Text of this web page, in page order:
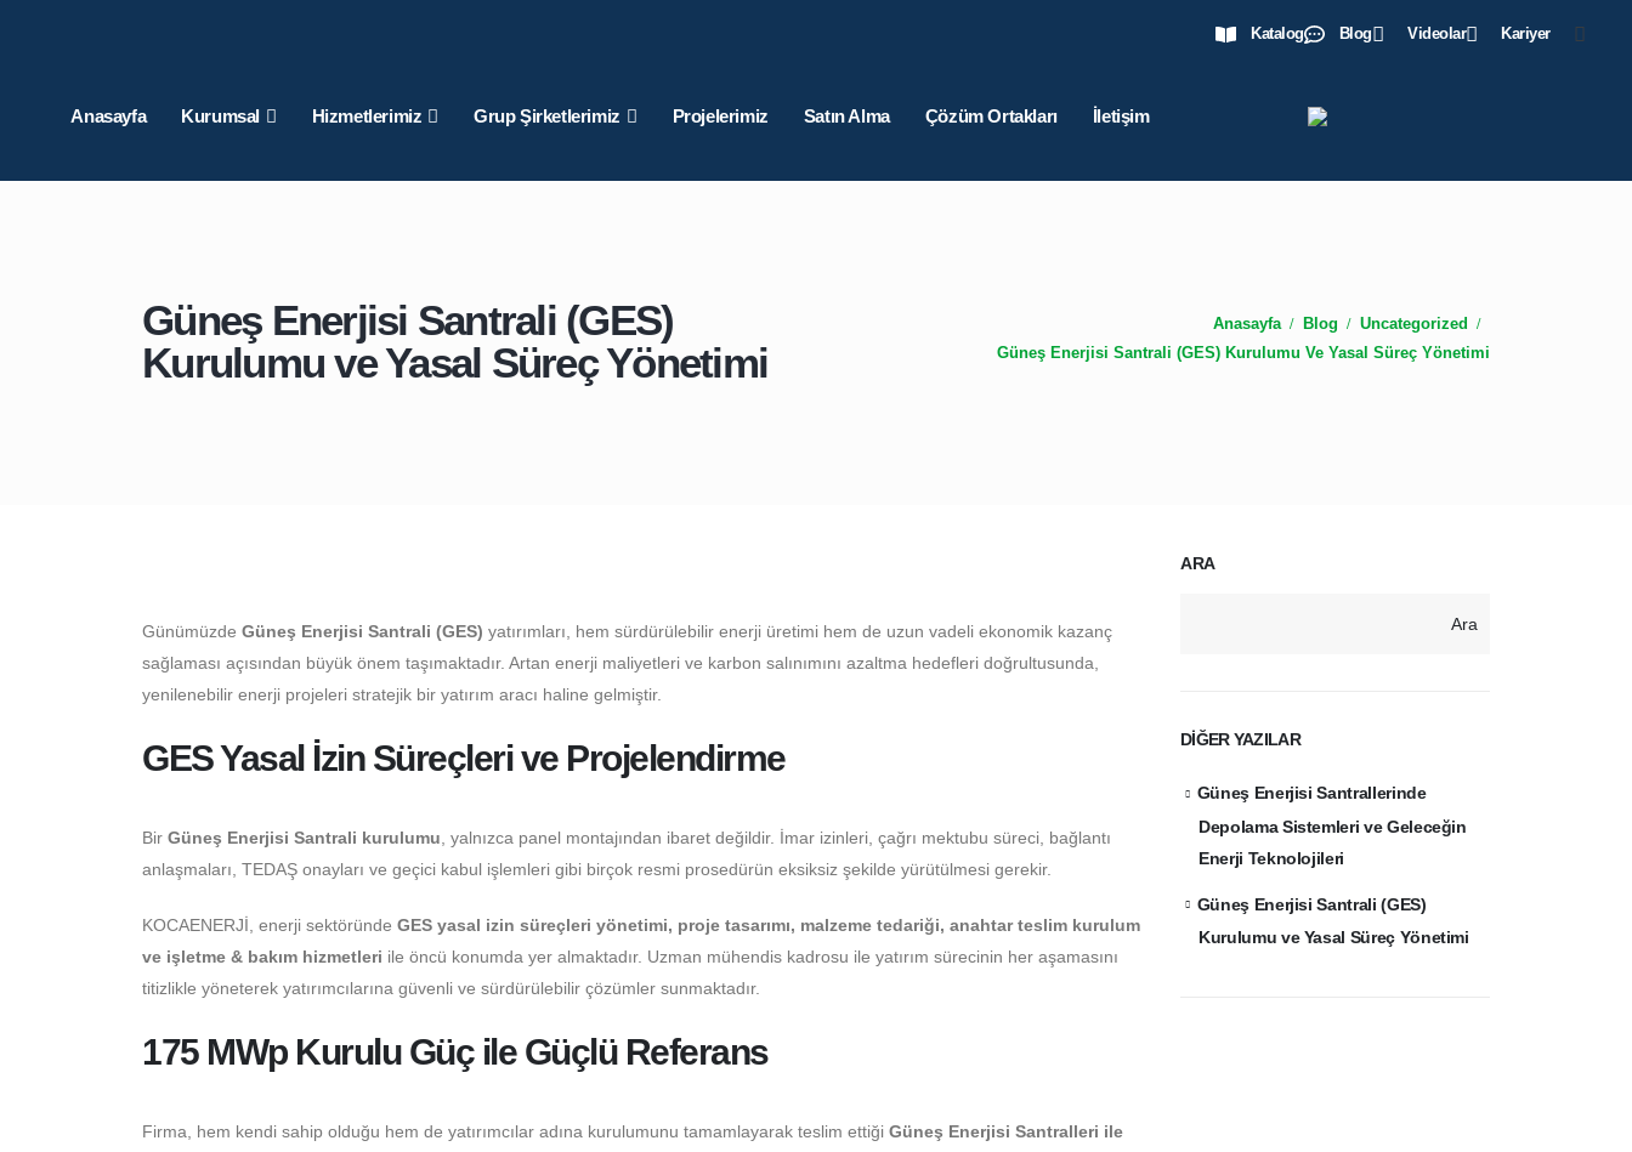
Katalog Blog Videolar Kariyer
Anasayfa Kurumsal Hizmetlerimiz Grup Şirketlerimiz Projelerimiz Satın Alma Çözüm Ortakları İletişim
Güneş Enerjisi Santrali (GES)
Kurulumu ve Yasal Süreç Yönetimi
Anasayfa Blog
Uncategorized
Güneş Enerjisi Santrali (GES) Kurulumu Ve Yasal Süreç Yönetimi
Günümüzde Güneş Enerjisi Santrali (GES) yatırımları, hem sürdürülebilir enerji üretimi hem de uzun vadeli ekonomik kazanç
sağlaması açısından büyük önem taşımaktadır. Artan enerji maliyetleri ve karbon salınımını azaltma hedefleri doğrultusunda,
yenilenebilir enerji projeleri stratejik bir yatırım aracı haline gelmiştir.
GES Yasal İzin Süreçleri ve Projelendirme
Bir Güneş Enerjisi Santrali kurulumu, yalnızca panel montajından ibaret değildir. İmar izinleri, çağrı mektubu süreci, bağlantı
anlaşmaları, TEDAŞ onayları ve geçici kabul işlemleri gibi birçok resmi prosedürün eksiksiz şekilde yürütülmesi gerekir.
KOCAENERJİ, enerji sektöründe GES yasal izin süreçleri yönetimi, proje tasarımı, malzeme tedariği, anahtar teslim kurulum
ve işletme & bakım hizmetleri ile öncü konumda yer almaktadır. Uzman mühendis kadrosu ile yatırım sürecinin her aşamasını
titizlikle yöneterek yatırımcılarına güvenli ve sürdürülebilir çözümler sunmaktadır.
175 MWp Kurulu Güç ile Güçlü Referans
Firma, hem kendi sahip olduğu hem de yatırımcılar adına kurulumunu tamamlayarak teslim ettiği Güneş Enerjisi Santralleri ile
ARA
Ara
DIĞER YAZILAR
Güneş Enerjisi Santrallerinde
Depolama Sistemleri ve Geleceğin
Enerji Teknolojileri
Güneş Enerjisi Santrali (GES)
Kurulumu ve Yasal Süreç Yönetimi